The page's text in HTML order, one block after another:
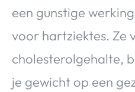
een gunstige
voor hartziektes. Ze
cholesterolgehalte,
je gewicht op een